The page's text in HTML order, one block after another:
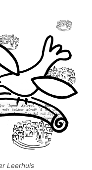
Leerhuis